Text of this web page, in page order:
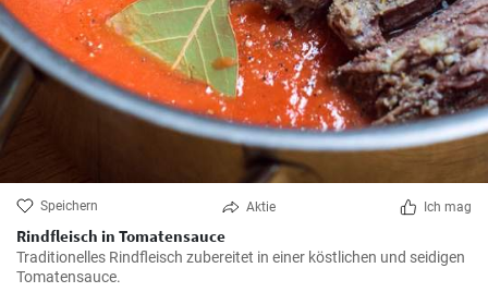
Speichern Aktie Ich mag
Rindfleisch in Tomatensauce
Traditionelles Rindfleisch zubereitet in einer köstlichen und seidigen
Tomatensauce.